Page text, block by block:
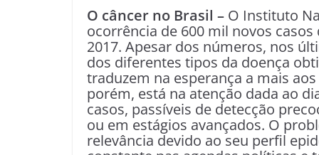
O câncer no Brasil – O Instituto
ocorrência de 600 mil novos
2017. Apesar dos números, nos
dos diferentes tipos da doença
traduzem na esperança a mais
porém, está na atenção dada ao
casos, passíveis de detecção
ou em estágios avançados. O
relevância devido ao seu perfil